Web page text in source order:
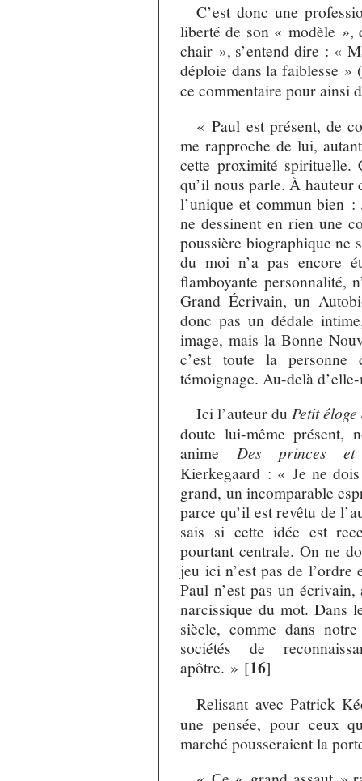
C’est donc une
liberté de son « modèle »,
chair », s’entend dire : «
déploie dans la faiblesse »
ce commentaire pour ainsi
« Paul est présent, de
me rapproche de lui,
cette proximité spirituelle.
qu’il nous parle. À hauteur
l’unique et commun bien :
ne dessinent en rien une
poussière biographique ne
du moi n’a pas encore
flamboyante personnalité,
Grand Écrivain, un
donc pas un dédale
image, mais la Bonne
c’est toute la
témoignage. Au-delà
Ici l’auteur du Petit
doute lui-même présent,
anime Des princes et
Kierkegaard : « Je ne
grand, un incomparable
parce qu’il est revêtu de
sais si cette idée est
pourtant centrale. On ne
jeu ici n’est pas de
Paul n’est pas un
narcissique du mot. Dans
siècle, comme dans
sociétés de
apôtre. » [16]
Relisant avec Patrick
une pensée, pour ceux
marché pousseraient la